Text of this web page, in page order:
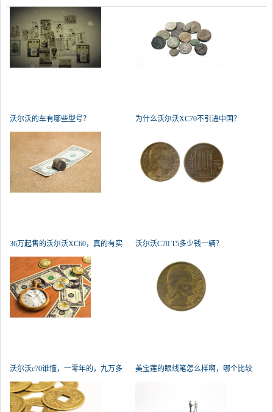
沃尔沃的车有哪些型号？ 为什么沃尔沃XC70不引进中国？
36万起售的沃尔沃XC60，真的有实
力叫
沃尔沃C70 T5多少钱一辆？
沃尔沃c70谁懂，一零年的，九万多
公里
美宝莲的眼线笔怎么样啊，哪个比较